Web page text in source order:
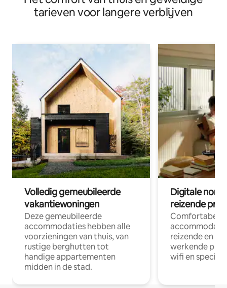
tarieven voor langere verblijven
Volledig gemeubileerde
vakantiewoningen
Deze gemeubileerde
accommodaties hebben alle
voorzieningen van thuis, van
rustige berghutten tot
handige appartementen
midden in de stad.
Digitale
reizende
Comfortabele
reizende en
werkende
wifi en